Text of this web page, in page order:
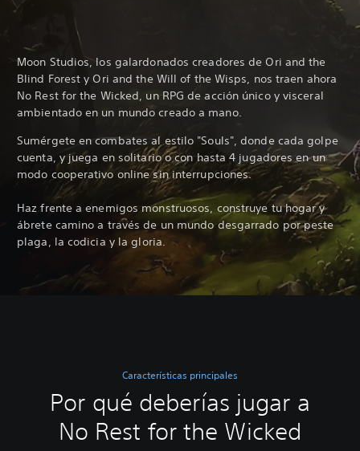
Moon Studios, los galardonados creadores de Ori and the
Blind Forest y Ori and the Will of the Wisps, nos traen ahora
No Rest for the Wicked, un RPG de acción único y visceral
ambientado en un mundo creado a mano.
Sumérgete en combates al estilo "Souls", donde cada golpe
cuenta, y juega en solitario o con hasta 4 jugadores en un
modo cooperativo online sin interrupciones.
Haz frente a enemigos monstruosos, construye tu hogar y
ábrete camino a través de un mundo desgarrado por peste
plaga, la codicia y la gloria.
Características principales
Por qué deberías jugar a
No Rest for the Wicked